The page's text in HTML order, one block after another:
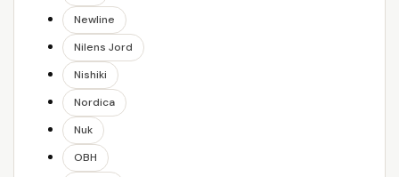
Newline
Nilens Jord
Nishiki
Nordica
Nuk
OBH